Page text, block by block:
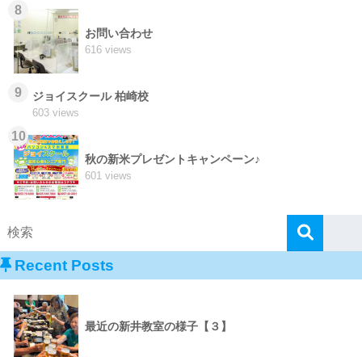
8
お問い合わせ
616 views
9 ジョイスクール 柏崎校
603 views
10
秋の新米プレゼントキャンペーン♪
601 views
Recent Posts
最近の新井教室の様子【３】